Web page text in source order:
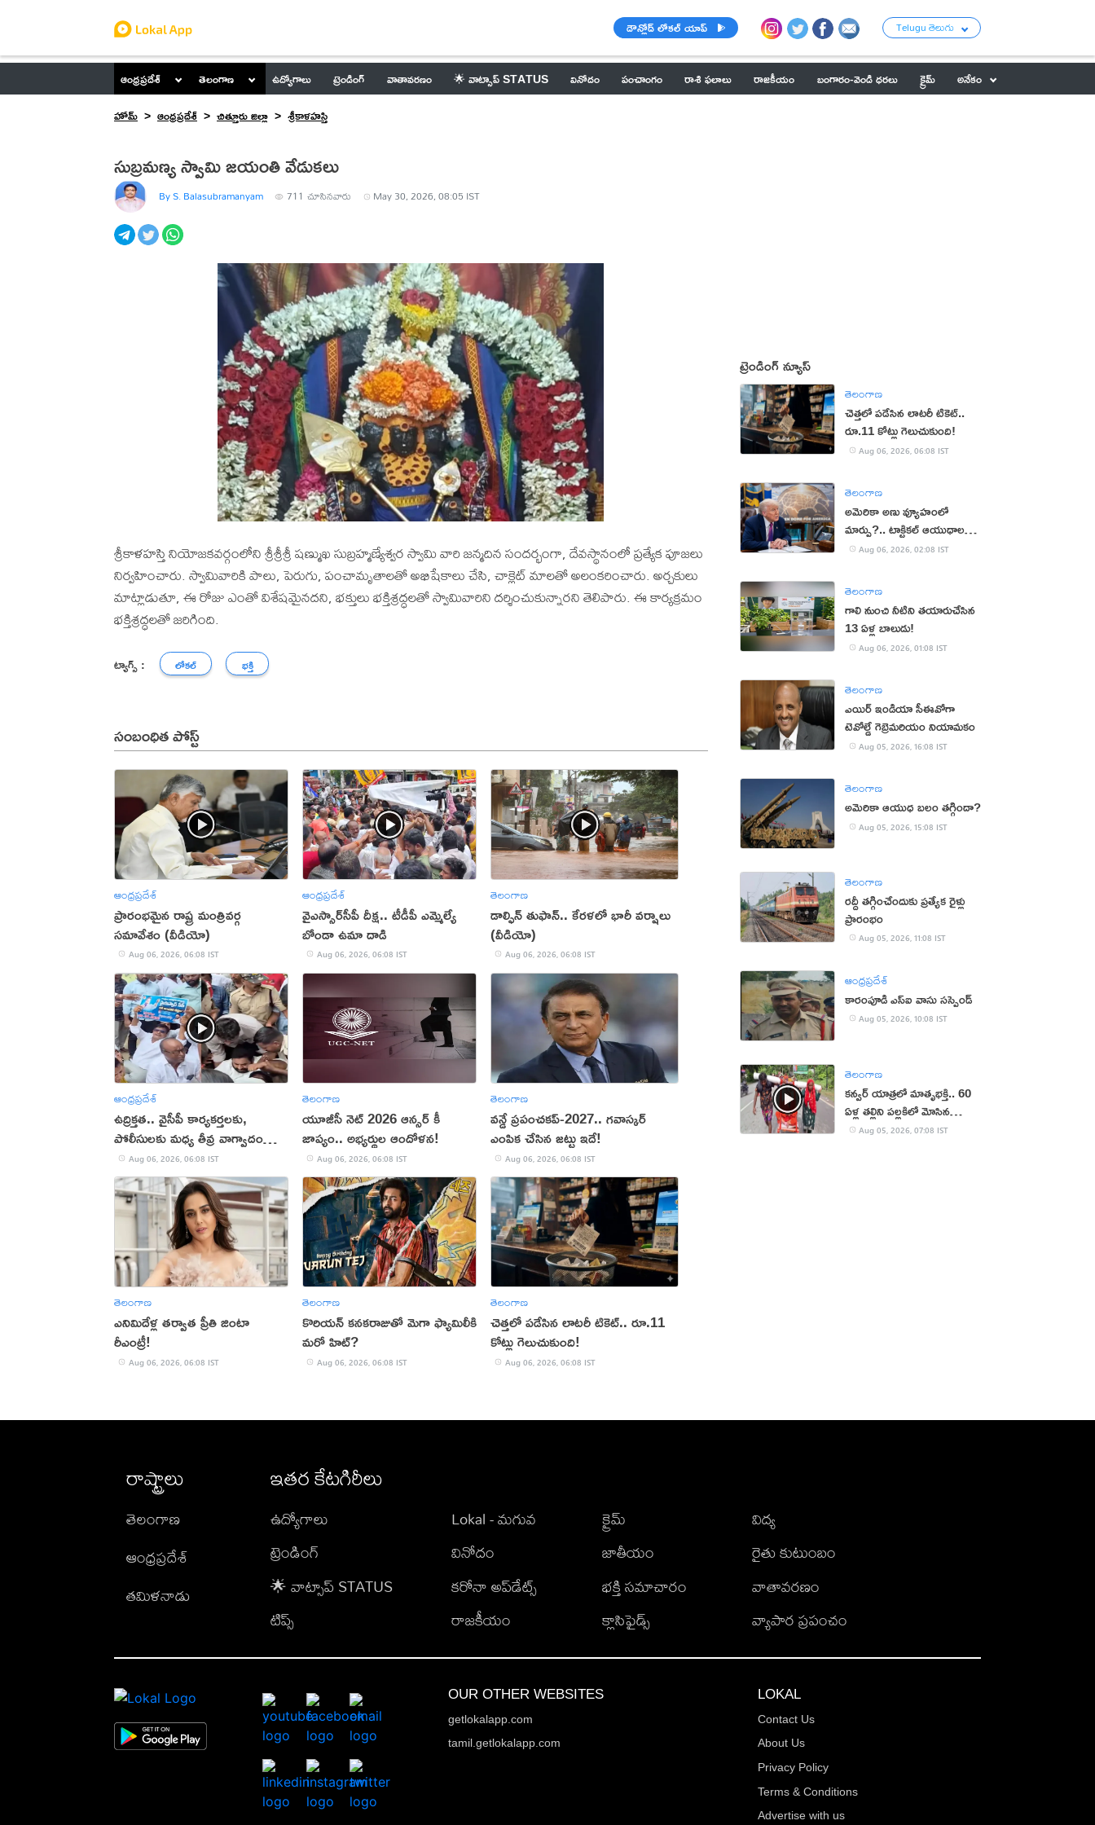
డౌన్లోడ్ లోకల్ యాప్ Telugu తెలుగు
ఆంధ్రప్రదేశ్ తెలంగాణ ఉద్యోగాలు ట్రెండింగ్ వాతావరణం 🌟 వాట్సాప్ STATUS వినోదం పంచాంగం రాశి ఫలాలు రాజకీయం బంగారం-వెండి ధరలు క్రైమ్
అనేకం
హోమ్
ఆంధ్రప్రదేశ్ చిత్తూరు జిల్లా శ్రీకాళహస్తి
సుబ్రమణ్య స్వామి జయంతి వేడుకలు
By S. Balasubramanyam 711 చూసినవారు May 30, 2026, 08:05 IST
శ్రీకాళహస్తి నియోజకవర్గంలోని శ్రీశ్రీశ్రీ షణ్ముఖ సుబ్రహ్మణ్యేశ్వర స్వామి వారి జన్మదిన సందర్భంగా, దేవస్థానంలో ప్రత్యేక పూజలు
నిర్వహించారు. స్వామివారికి పాలు, పెరుగు, పంచామృతాలతో అభిషేకాలు చేసి, చాక్లెట్ మాలతో అలంకరించారు. అర్చకులు
మాట్లాడుతూ, ఈ రోజు ఎంతో విశేషమైనదని, భక్తులు భక్తిశ్రద్ధలతో స్వామివారిని దర్శించుకున్నారని తెలిపారు. ఈ కార్యక్రమం
భక్తిశ్రద్ధలతో జరిగింది.
ట్యాగ్స్ : లోకల్ భక్తి
సంబంధిత పోస్ట్
ఆంధ్రప్రదేశ్
ప్రారంభమైన రాష్ట్ర మంత్రివర్గ
సమావేశం (వీడియో)
Aug 06, 2026, 06:08 IST
ఆంధ్రప్రదేశ్
వైఎస్సార్‌సీపీ దీక్ష.. టీడీపీ ఎమ్మెల్యే
బోండా ఉమా దాడి
Aug 06, 2026, 06:08 IST
తెలంగాణ
డాల్ఫిన్ తుఫాన్.. కేరళలో భారీ వర్షాలు
(వీడియో)
Aug 06, 2026, 06:08 IST
ఆంధ్రప్రదేశ్
ఉద్రిక్తత.. వైసీపీ కార్యకర్తలకు,
పోలీసులకు మధ్య తీవ్ర వాగ్వాదం
(VIDEO)
Aug 06, 2026, 06:08 IST
తెలంగాణ
యూజీసీ నెట్ 2026 ఆన్సర్ కీ
జాప్యం.. అభ్యర్థుల ఆందోళన!
Aug 06, 2026, 06:08 IST
తెలంగాణ
వన్డే ప్రపంచకప్‌-2027.. గవాస్కర్
ఎంపిక చేసిన జట్టు ఇదే!
Aug 06, 2026, 06:08 IST
తెలంగాణ
ఎనిమిదేళ్ల తర్వాత ప్రీతి జింటా
రీఎంట్రీ!
Aug 06, 2026, 06:08 IST
తెలంగాణ
కొరియన్ కనకరాజుతో మెగా ఫ్యామిలీకి
మరో హిట్?
Aug 06, 2026, 06:08 IST
తెలంగాణ
చెత్తలో పడేసిన లాటరీ టికెట్.. రూ.11
కోట్లు గెలుచుకుంది!
Aug 06, 2026, 06:08 IST
ట్రెండింగ్ న్యూస్
తెలంగాణ
చెత్తలో పడేసిన లాటరీ టికెట్..
రూ.11 కోట్లు గెలుచుకుంది!
Aug 06, 2026, 06:08 IST
తెలంగాణ
అమెరికా అణు వ్యూహంలో
మార్పు?.. టాక్టికల్ ఆయుధాలకు
ప్రాధాన్యం!
Aug 06, 2026, 02:08 IST
తెలంగాణ
గాలి నుంచి నీటిని తయారుచేసిన
13 ఏళ్ల బాలుడు!
Aug 06, 2026, 01:08 IST
తెలంగాణ
ఎయిర్ ఇండియా సీఈవోగా
టెవోల్డే గెబ్రెమరియం నియామకం
Aug 05, 2026, 16:08 IST
తెలంగాణ
అమెరికా ఆయుధ బలం తగ్గిందా?
Aug 05, 2026, 15:08 IST
తెలంగాణ
రద్దీ తగ్గించేందుకు ప్రత్యేక రైళ్లు
ప్రారంభం
Aug 05, 2026, 11:08 IST
ఆంధ్రప్రదేశ్
కారంపూడి ఎస్ఐ వాసు స‌స్పెండ్‌
Aug 05, 2026, 10:08 IST
తెలంగాణ
కన్వర్ యాత్రలో మాతృభక్తి.. 60
ఏళ్ల తల్లిని పల్లకిలో మోసిన
కొడుకు, కోడలు!
Aug 05, 2026, 07:08 IST
రాష్ట్రాలు
తెలంగాణ
ఆంధ్రప్రదేశ్
తమిళనాడు
ఇతర కేటగిరీలు
ఉద్యోగాలు
ట్రెండింగ్
🌟 వాట్సాప్ STATUS
టిప్స్
Lokal - మగువ
వినోదం
కరోనా అప్‌డేట్స్
రాజకీయం
క్రైమ్
జాతీయం
భక్తి సమాచారం
క్లాసిఫైడ్స్
విద్య
రైతు కుటుంబం
వాతావరణం
వ్యాపార ప్రపంచం
OUR OTHER WEBSITES
getlokalapp.com
tamil.getlokalapp.com
LOKAL
Contact Us
About Us
Privacy Policy
Terms & Conditions
Advertise with us